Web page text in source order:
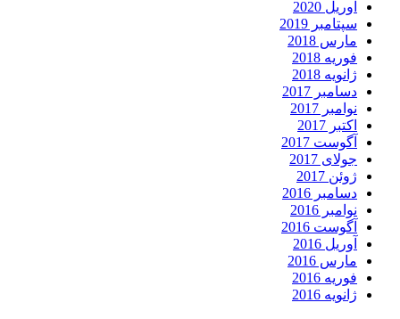
آوریل 2020
سپتامبر 2019
مارس 2018
فوریه 2018
ژانویه 2018
دسامبر 2017
نوامبر 2017
اکتبر 2017
آگوست 2017
جولای 2017
ژوئن 2017
دسامبر 2016
نوامبر 2016
آگوست 2016
آوریل 2016
مارس 2016
فوریه 2016
ژانویه 2016